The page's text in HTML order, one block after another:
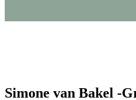
Simone van Bakel -